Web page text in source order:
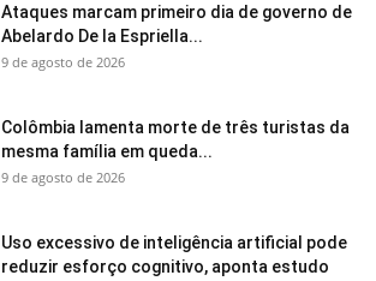
Ataques marcam primeiro dia de governo de
Abelardo De la Espriella...
9 de agosto de 2026
Colômbia lamenta morte de três turistas da
mesma família em queda...
9 de agosto de 2026
Uso excessivo de inteligência artificial pode
reduzir esforço cognitivo, aponta estudo